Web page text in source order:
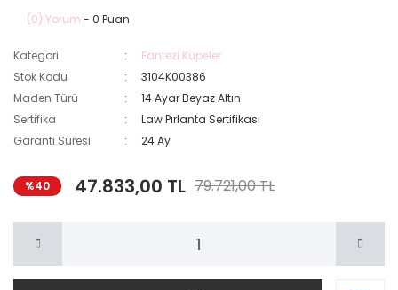
(0) Yorum - 0 Puan
Kategori
Fantezi Küpeler
Stok Kodu
3104K00386
Maden Türü
14 Ayar Beyaz Altın
Sertifika
Law Pırlanta Sertifikası
Garanti Süresi
24 Ay
%40 47.833,00 TL 79.721,00 TL